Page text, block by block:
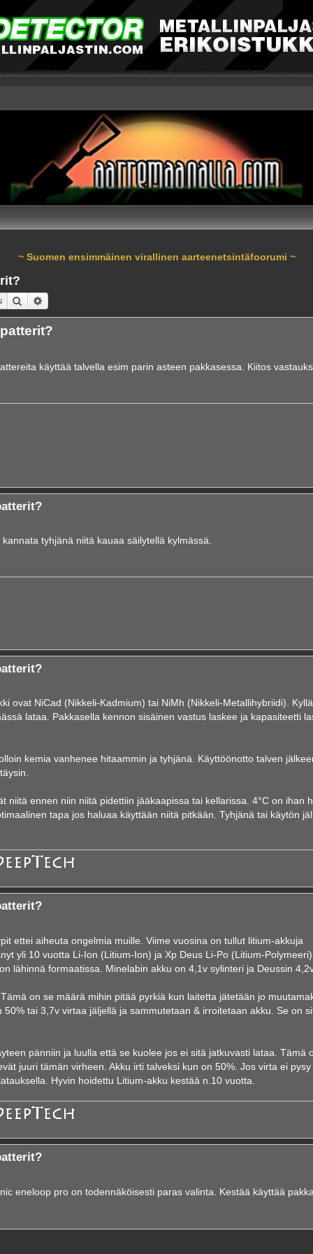
~ Suomen ensimmäinen virallinen aarteenetsintäfoorumi ~
Etsi
käyttää talvella esim parin asteen pakkasessa. Kiitos
tyhjänä niitä kauaa säilytellä kylmässä.
ovat NiCad (Nikkeli-Kadmium) tai NiMh (Nikkeli-Metallihybriidi).
lataa. Pakkasella kennon sisäinen vastus laskee ja kapasiteetti
kemia vanhenee hitaammin ja tyhjänä. Käyttöönotto talven
niitä ennen niin niitä pidettiin jääkaapissa tai kellarissa. 4°C on ihan
tapa jos haluaa käyttään niitä pitkään. Tyhjänä tai käytön
ettei aiheuta ongelmia muille. Viime vuosina on tullut litium-akkuja
yli 10 vuotta Li-Ion (Litium-Ion) ja Xp Deus Li-Po (Litium-Polymeeri).
lähinnä formaatissa. Minelabin akku on 4,1v sylinteri ja Deussin
on se määrä mihin pitää pyrkiä kun laitetta jätetään jo
tai 3,7v virtaa jäljellä ja sammutetaan & irroitetaan akku. Se on
pänniin ja luulla että se kuolee jos ei sitä jatkuvasti lataa. Tämä
juuri tämän virheen. Akku irti talveksi kun on 50%. Jos virta ei pysy
Hyvin hoidettu Litium-akku kestää n.10 vuotta.
eneloop pro on todennäköisesti paras valinta. Kestää käyttää